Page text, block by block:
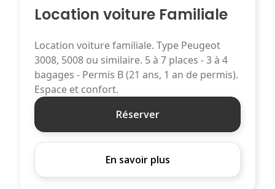
Location voiture Familiale
Location voiture familiale. Type Peugeot
3008, 5008 ou similaire. 5 à 7 places - 3 à 4
bagages - Permis B (21 ans, 1 an de permis).
Espace et confort.
Réserver
En savoir plus